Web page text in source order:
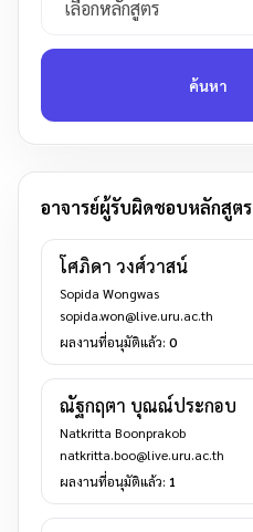
ค้นหา
อาจารย์ผู้รับผิดชอบหลักสูตร
โศภิดา วงศ์วาสน์
Sopida Wongwas
sopida.won@live.uru.ac.th
ผลงานที่อนุมัติแล้ว: 0
ณัฐกฤตา บุณณ์ประกอบ
Natkritta Boonprakob
natkritta.boo@live.uru.ac.th
ผลงานที่อนุมัติแล้ว: 1